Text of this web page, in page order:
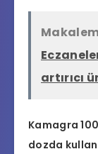
artırıcı
Kamagra
dozda